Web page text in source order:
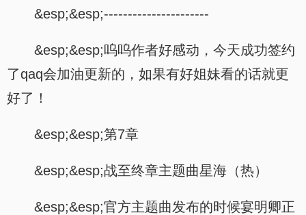
&esp;&esp;----------------------
&esp;&esp;呜呜作者好感动，今天成功签约
了qaq会加油更新的，如果有好姐妹看的话就更
好了！
&esp;&esp;第7章
&esp;&esp;战至终章主题曲星海（热）
&esp;&esp;官方主题曲发布的时候宴明卿正